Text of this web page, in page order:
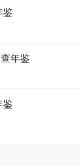
鉴
年鉴
鉴